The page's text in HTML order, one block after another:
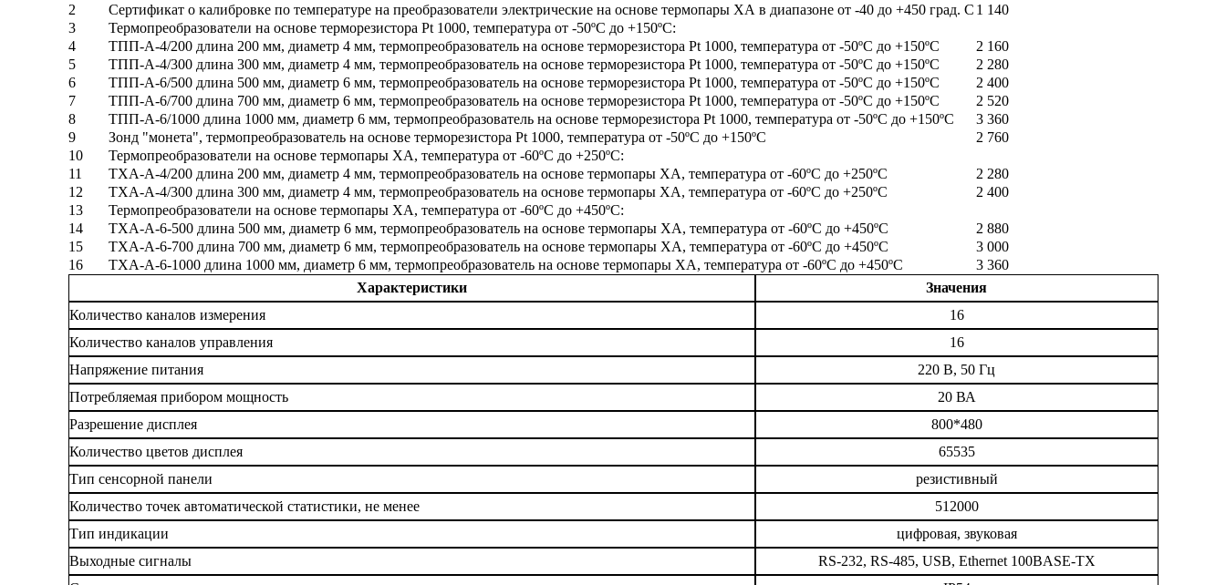
2
Сертификат о калибровке по температуре на преобразователи электрические на основе термопары ХА в диапазоне от -40 до +450 град. С 1 140
3
Термопреобразователи на основе терморезистора Pt 1000, температура от -50ºС до +150ºС:
4
ТПП-А-4/200 длина 200 мм, диаметр 4 мм, термопреобразователь на основе терморезистора Pt 1000, температура от -50ºС до +150ºС
2 160
5
ТПП-А-4/300 длина 300 мм, диаметр 4 мм, термопреобразователь на основе терморезистора Pt 1000, температура от -50ºС до +150ºС
2 280
6
ТПП-А-6/500 длина 500 мм, диаметр 6 мм, термопреобразователь на основе терморезистора Pt 1000, температура от -50ºС до +150ºС
2 400
7
ТПП-А-6/700 длина 700 мм, диаметр 6 мм, термопреобразователь на основе терморезистора Pt 1000, температура от -50ºС до +150ºС
2 520
8
ТПП-А-6/1000 длина 1000 мм, диаметр 6 мм, термопреобразователь на основе терморезистора Pt 1000, температура от -50ºС до +150ºС
3 360
9
Зонд "монета", термопреобразователь на основе терморезистора Pt 1000, температура от -50ºС до +150ºС
2 760
10
Термопреобразователи на основе термопары ХА, температура от -60ºС до +250ºС:
11
ТХА-А-4/200 длина 200 мм, диаметр 4 мм, термопреобразователь на основе термопары ХА, температура от -60ºС до +250ºС
2 280
12
ТХА-А-4/300 длина 300 мм, диаметр 4 мм, термопреобразователь на основе термопары ХА, температура от -60ºС до +250ºС
2 400
13
Термопреобразователи на основе термопары ХА, температура от -60ºС до +450ºС:
14
ТХА-А-6-500 длина 500 мм, диаметр 6 мм, термопреобразователь на основе термопары ХА, температура от -60ºС до +450ºС
2 880
15
ТХА-А-6-700 длина 700 мм, диаметр 6 мм, термопреобразователь на основе термопары ХА, температура от -60ºС до +450ºС
3 000
16
ТХА-А-6-1000 длина 1000 мм, диаметр 6 мм, термопреобразователь на основе термопары ХА, температура от -60ºС до +450ºС
3 360
Характеристики
Значения
Количество каналов измерения
16
Количество каналов управления
16
Напряжение питания
220 В, 50 Гц
Потребляемая прибором мощность
20 ВА
Разрешение дисплея
800*480
Количество цветов дисплея
65535
Тип сенсорной панели
резистивный
Количество точек автоматической статистики, не менее
512000
Тип индикации
цифровая, звуковая
Выходные сигналы
RS-232, RS-485, USB, Ethernet 100BASE-TX